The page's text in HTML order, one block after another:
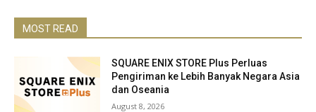
MOST READ
SQUARE ENIX STORE Plus Perluas
Pengiriman ke Lebih Banyak Negara Asia
dan Oseania
August 8, 2026